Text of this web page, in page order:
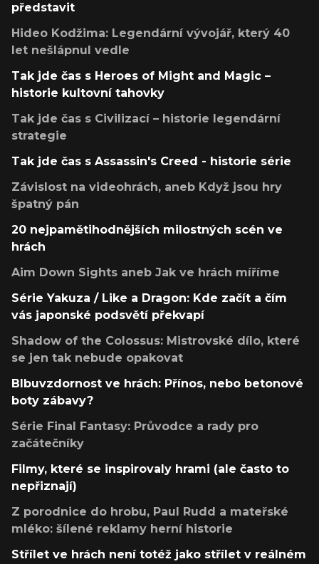
představit
Hideo Kodžima: Legendární vývojář, který 40
let nešlápnul vedle
Tak jde čas s Heroes of Might and Magic –
historie kultovní tahovky
Tak jde čas s Civilizací – historie legendární
strategie
Tak jde čas s Assassin's Creed - historie série
Závislost na videohrách, aneb Když jsou hry
špatný pán
20 nejpamětihodnějších milostných scén ve
hrách
Aim Down Sights aneb Jak ve hrách míříme
Série Yakuza / Like a Dragon: Kde začít a čím
vás japonské podsvětí překvapí
Shadow of the Colossus: Mistrovské dílo, které
se jen tak nebude opakovat
Blbuvzdornost ve hrách: Přínos, nebo betonové
boty zábavy?
Série Final Fantasy: Průvodce a rady pro
začátečníky
Filmy, které se inspirovaly hrami (ale často to
nepřiznají)
Z porodnice do hrobu, Paul Rudd a mateřské
mléko: šílené reklamy herní historie
Střílet ve hrách není totéž jako střílet v reálném